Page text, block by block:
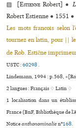
▨ [Estienne Robert] ●
Robert Estienne ● 1551 ●
Les mots francois selon
tournez en latin, pour ||
de Rob. Estiẽne
USTC :60298.
Lindemann, 1994 : p.568,
2 langues :Français ♢Latin ♢
1 localisation dans un
France (BnF, Bibliothèque de
Noticeanthonominalien°168.